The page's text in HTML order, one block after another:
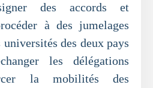
des accords et
à des jumelages
des deux pays
les délégations
la mobilités des